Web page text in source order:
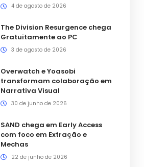
4 de agosto de 2026
The Division Resurgence chega
Gratuitamente ao PC
3 de agosto de 2026
Overwatch e Yoasobi
transformam colaboração em
Narrativa Visual
30 de junho de 2026
SAND chega em Early Access
com foco em Extração e
Mechas
22 de junho de 2026